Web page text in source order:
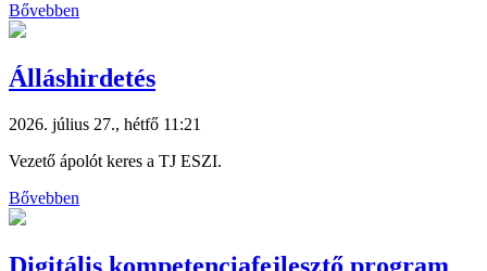
Bővebben
Álláshirdetés
2026. július 27., hétfő 11:21
Vezető ápolót keres a TJ ESZI.
Bővebben